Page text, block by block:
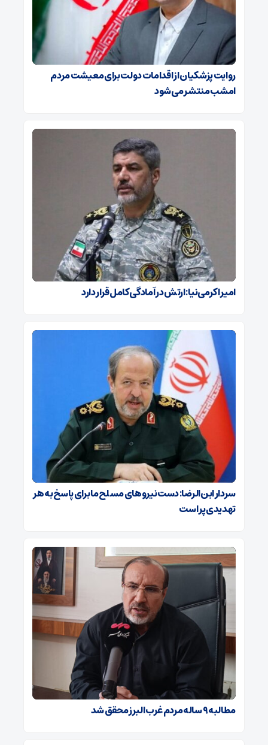
روایت پزشکیان از اقدامات دولت برای معیشت مردم
امشب منتشر می‌شود
امیر اکرمی‌نیا: ارتش در آمادگی کامل قرار دارد
سردار ابن‌الرضا: دست نیروهای مسلح ما برای پاسخ به هر
تهدیدی پر است
مطالبه ۹ ساله مردم غرب البرز محقق شد